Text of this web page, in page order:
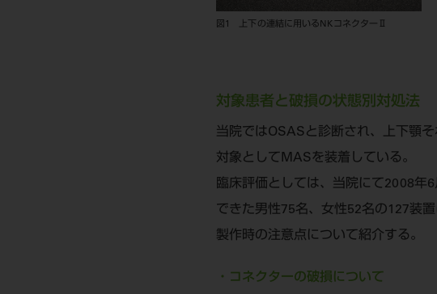
図1 上下の連結に用いるNKコネクターⅡ
対象患者と破損の状態別対処法
当院ではOSASと診断され、上下顎
対象としてMASを装着している。
臨床評価としては、当院にて2008年
できた男性75名、女性52名の127装
製作時の注意点について紹介する。
・コネクターの破損について